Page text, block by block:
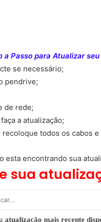
a Passo para Atualizar
se necessário;
pendrive;
de rede;
a atualização;
todos os cabos
esta encontrando sua
sua
atualização mais recente